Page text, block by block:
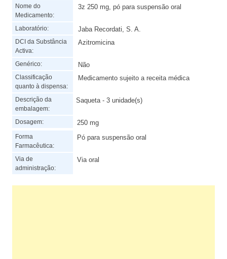
Nome do
Medicamento:
3z 250 mg, pó para suspensão oral
Laboratório: Jaba Recordati, S. A.
DCI da Substância
Activa:
Azitromicina
Genérico: Não
Classificação
quanto à dispensa:
Medicamento sujeito a receita médica
Descrição da
embalagem:
Saqueta - 3 unidade(s)
Dosagem: 250 mg
Forma
Farmacêutica:
Pó para suspensão oral
Via de
administração:
Via oral